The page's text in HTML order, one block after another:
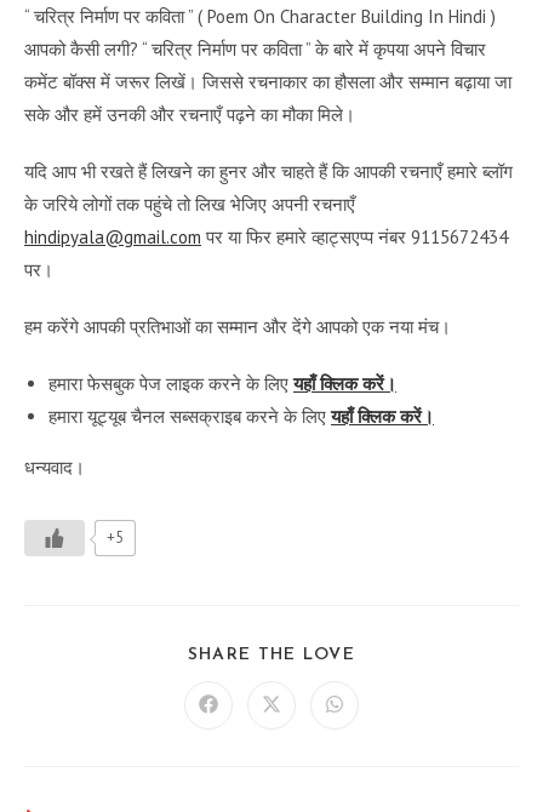
“ चरित्र निर्माण पर कविता ” ( Poem On Character Building In Hindi )
आपको कैसी लगी? “ चरित्र निर्माण पर कविता ” के बारे में कृपया अपने विचार
कमेंट बॉक्स में जरूर लिखें। जिससे रचनाकार का हौसला और सम्मान बढ़ाया जा
सके और हमें उनकी और रचनाएँ पढ़ने का मौका मिले।
यदि आप भी रखते हैं लिखने का हुनर और चाहते हैं कि आपकी रचनाएँ हमारे ब्लॉग
के जरिये लोगों तक पहुंचे तो लिख भेजिए अपनी रचनाएँ
hindipyala@gmail.com पर या फिर हमारे व्हाट्सएप्प नंबर 9115672434
पर।
हम करेंगे आपकी प्रतिभाओं का सम्मान और देंगे आपको एक नया मंच।
हमारा फेसबुक पेज लाइक करने के लिएयहाँ क्लिक करें।
हमारा यूट्यूब चैनल सब्सक्राइब करने के लिएयहाँ क्लिक करें।
धन्यवाद।
+5
SHARE THE LOVE
Opens Opens Opens